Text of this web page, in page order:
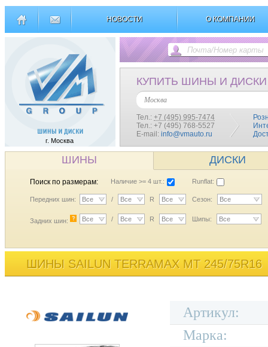
НОВОСТИ О КОМПАНИИ
г. Москва
КУПИТЬ ШИНЫ И ДИСКИ
Москва
Тел.: +7 (495) 995-7474
Тел.: +7 (495) 768-5527
E-mail: info@vmauto.ru
ШИНЫ ДИСКИ
Поиск по размерам: Наличие >= 4 шт.: Runflat:
Передних шин: Все / Все R Все Сезон: Все
Задних шин: ? Все / Все R Все Шипы: Все
ШИНЫ SAILUN TERRAMAX MT 245/75R16
Артикул:
Марка: